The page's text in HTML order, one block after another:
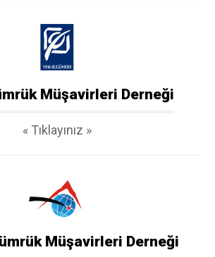
Müşavirleri Derneği
« Tıklayınız »
Müşavirleri Derneği